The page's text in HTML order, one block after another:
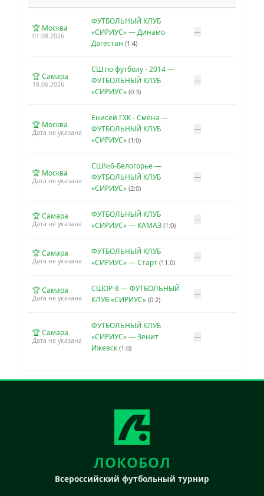
🏆 Москва
01.08.2026
ФУТБОЛЬНЫЙ КЛУБ
«СИРИУС» — Динамо
Дагестан (1:4)
—
🏆 Самара
18.06.2026
СШ по футболу - 2014 —
ФУТБОЛЬНЫЙ КЛУБ
«СИРИУС» (0:3)
—
🏆 Москва
Дата не указана
Енисей ГХК - Смена —
ФУТБОЛЬНЫЙ КЛУБ
«СИРИУС» (1:0)
—
🏆 Москва
Дата не указана
СШ№6-Белогорье —
ФУТБОЛЬНЫЙ КЛУБ
«СИРИУС» (2:0)
—
🏆 Самара
Дата не указана
ФУТБОЛЬНЫЙ КЛУБ
«СИРИУС» — КАМАЗ (1:0)
—
🏆 Самара
Дата не указана
ФУТБОЛЬНЫЙ КЛУБ
«СИРИУС» — Старт (11:0)
—
🏆 Самара
Дата не указана
СШОР-8 — ФУТБОЛЬНЫЙ
КЛУБ «СИРИУС» (0:2)
—
🏆 Самара
Дата не указана
ФУТБОЛЬНЫЙ КЛУБ
«СИРИУС» — Зенит
Ижевск (1:0)
—
ЛОКОБОЛ
Всероссийский футбольный турнир